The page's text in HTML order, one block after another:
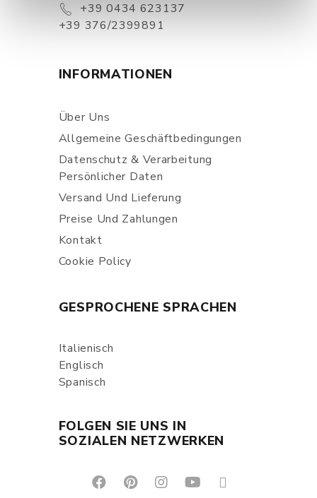
+39 0434 623137
+39 376/2399891
INFORMATIONEN
Über Uns
Allgemeine Geschäftbedingungen
Datenschutz & Verarbeitung
Persönlicher Daten
Versand Und Lieferung
Preise Und Zahlungen
Kontakt
Cookie Policy
GESPROCHENE SPRACHEN
Italienisch
Englisch
Spanisch
FOLGEN SIE UNS IN
SOZIALEN NETZWERKEN